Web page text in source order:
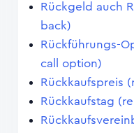
Rückgeld auch
back)
Rückführungs-
call option)
Rückkaufspreis
Rückkaufstag